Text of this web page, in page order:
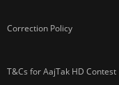
Correction Policy
T&Cs for AajTak HD Contest